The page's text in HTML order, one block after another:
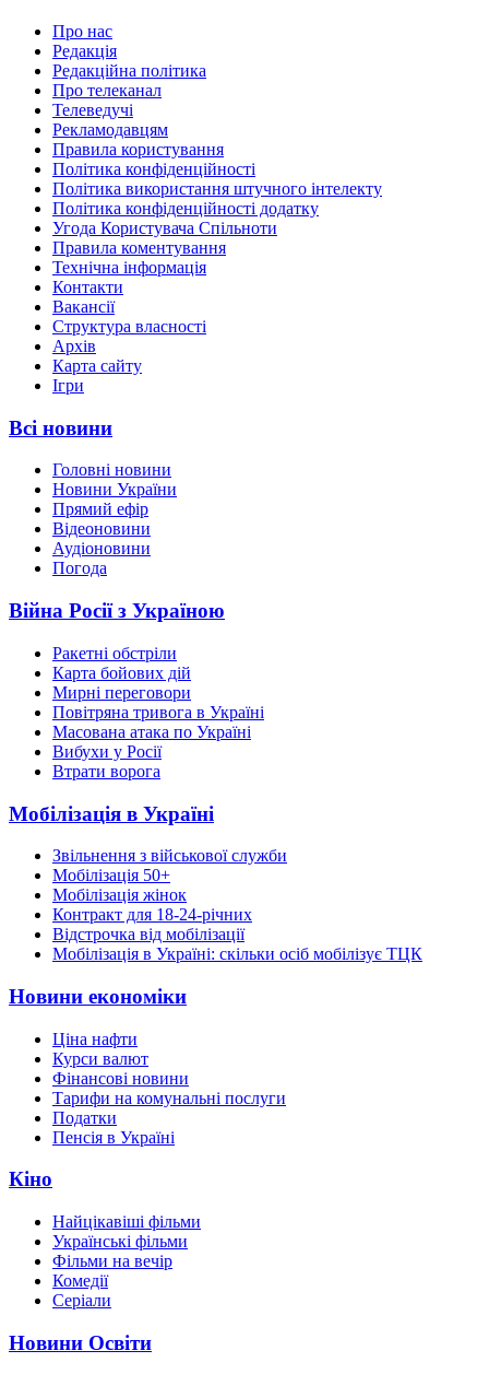
Про нас
Редакція
Редакційна політика
Про телеканал
Телеведучі
Рекламодавцям
Правила користування
Політика конфіденційності
Політика використання штучного інтелекту
Політика конфіденційності додатку
Угода Користувача Спільноти
Правила коментування
Технічна інформація
Контакти
Вакансії
Структура власності
Архів
Карта сайту
Ігри
Всі новини
Головні новини
Новини України
Прямий ефір
Відеоновини
Аудіоновини
Погода
Війна Росії з Україною
Ракетні обстріли
Карта бойових дій
Мирні переговори
Повітряна тривога в Україні
Масована атака по Україні
Вибухи у Росії
Втрати ворога
Мобілізація в Україні
Звільнення з військової служби
Мобілізація 50+
Мобілізація жінок
Контракт для 18-24-річних
Відстрочка від мобілізації
Мобілізація в Україні: скільки осіб мобілізує ТЦК
Новини економіки
Ціна нафти
Курси валют
Фінансові новини
Тарифи на комунальні послуги
Податки
Пенсія в Україні
Кіно
Найцікавіші фільми
Українські фільми
Фільми на вечір
Комедії
Серіали
Новини Освіти